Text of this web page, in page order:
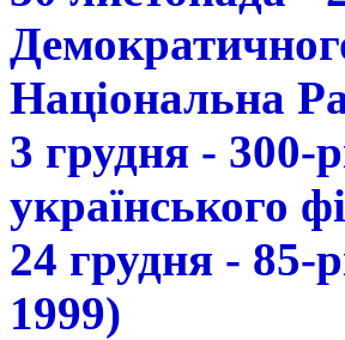
Національна
3 грудня - 300-
українського
24 грудня - 85-
1999)